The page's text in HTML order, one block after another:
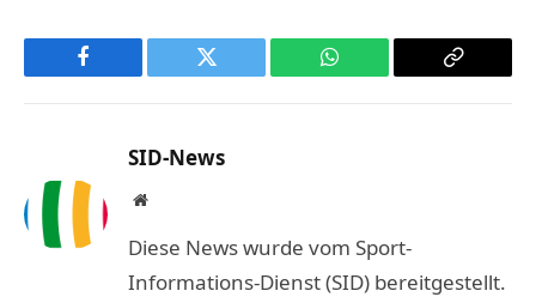
Facebook Twitter WhatsApp
Copy
SID-News
Website
Diese News wurde vom Sport-
Informations-Dienst (SID) bereitgestellt.